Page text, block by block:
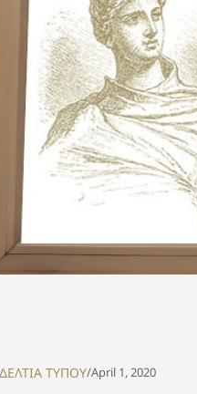
ΔΕΛΤΙΑ ΤΥΠΟΥ/April 1, 2020